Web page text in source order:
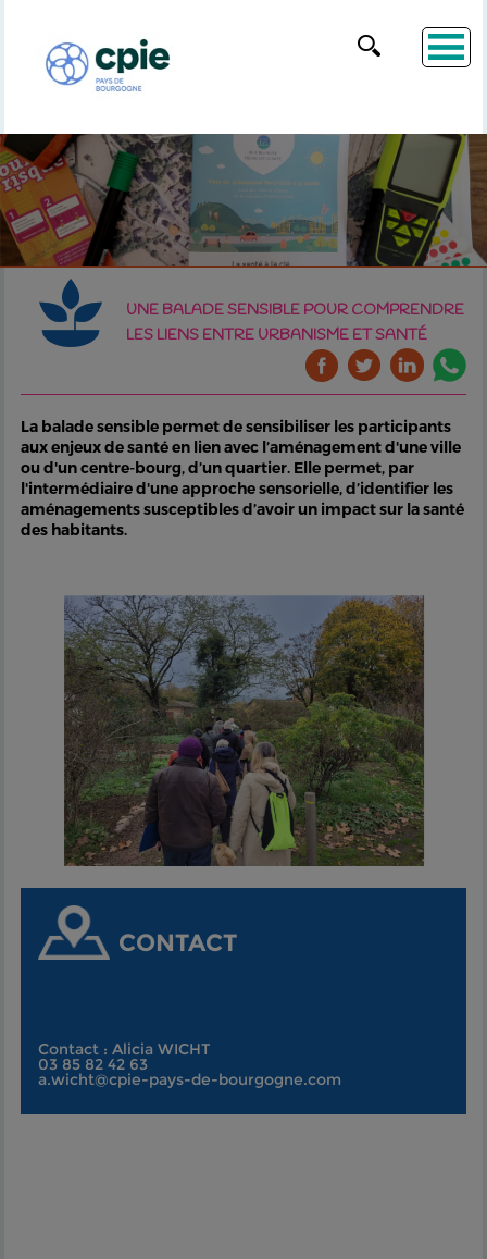
UNE BALADE SENSIBLE POUR COMPRENDRE
LES LIENS ENTRE URBANISME ET SANTÉ
La balade sensible permet de sensibiliser les participants
aux enjeux de santé en lien avec l’aménagement d'une ville
ou d'un centre-bourg, d’un quartier. Elle permet, par
l'intermédiaire d'une approche sensorielle, d’identifier les
aménagements susceptibles d’avoir un impact sur la santé
des habitants.
CONTACT
Contact : Alicia WICHT
03 85 82 42 63
a.wicht@cpie-pays-de-bourgogne.com